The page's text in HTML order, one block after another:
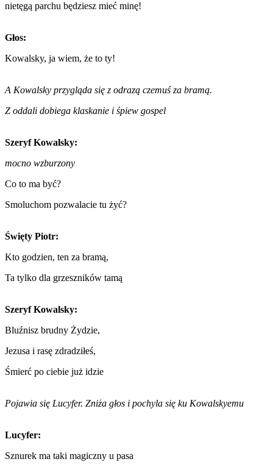
nietęgą parchu będziesz mieć minę!
Głos:
Kowalsky, ja wiem, że to ty!
A Kowalsky przygląda się z odrazą czemuś za bramą.
Z oddali dobiega klaskanie i śpiew gospel
Szeryf Kowalsky:
mocno wzburzony
Co to ma być?
Smoluchom pozwalacie tu żyć?
Święty Piotr:
Kto godzien, ten za bramą,
Ta tylko dla grzeszników tamą
Szeryf Kowalsky:
Bluźnisz brudny Żydzie,
Jezusa i rasę zdradziłeś,
Śmierć po ciebie już idzie
Pojawia się Lucyfer. Zniża głos i pochyla się ku Kowalskyemu
Lucyfer:
Sznurek ma taki magiczny u pasa